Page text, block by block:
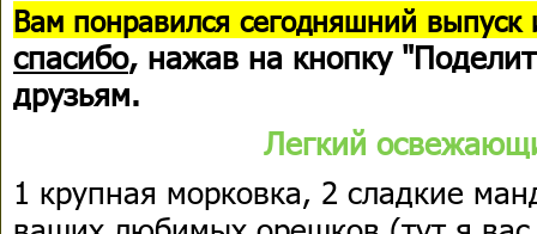
Вам понравился сегодняшний выпуск
спасибо, нажав на кнопку
друзьям.
Легкий
1 крупная морковка, 2 сладкие